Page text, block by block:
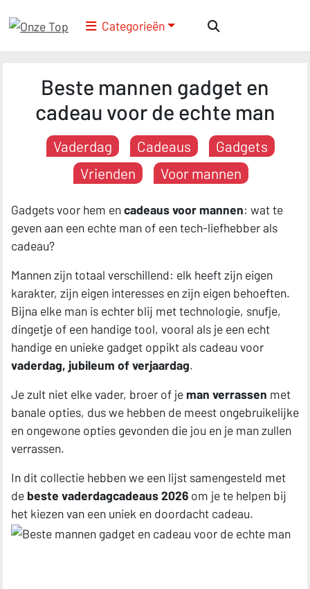
Categorieën
Beste mannen gadget en
cadeau voor de echte man
Vaderdag Cadeaus
Gadgets
Vrienden
Voor mannen
Gadgets voor hem encadeaus voor mannen: wat te
geven aan een echte man of een tech-liefhebber als
cadeau?
Mannen zijn totaal verschillend: elk heeft zijn eigen
karakter, zijn eigen interesses en zijn eigen behoeften.
Bijna elke man is echter blij met technologie, snufje,
dingetje of een handige tool, vooral als je een echt
handige en unieke gadget oppikt als cadeau voor
vaderdag, jubileum of verjaardag.
Je zult niet elke vader, broer of je man verrassen met
banale opties, dus we hebben de meest ongebruikelijke
en ongewone opties gevonden die jou en je man zullen
verrassen.
In dit collectie hebben we een lijst samengesteld met
de beste vaderdagcadeaus 2026 om je te helpen bij
het kiezen van een uniek en doordacht cadeau.